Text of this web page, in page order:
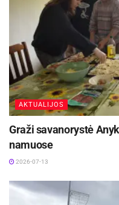
AKTUALIJOS
Graži savanorystė
namuose
2026-07-13